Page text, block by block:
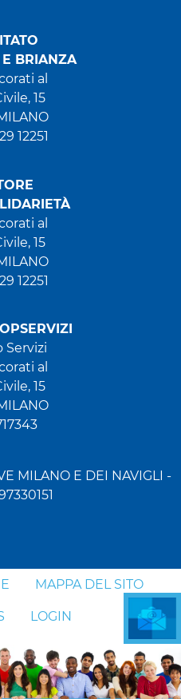
BRIANZA
al
15
12251
al
15
12251
Servizi
al
15
MILANO E DEI NAVIGLI -
MAPPA DEL SITO
LOGIN